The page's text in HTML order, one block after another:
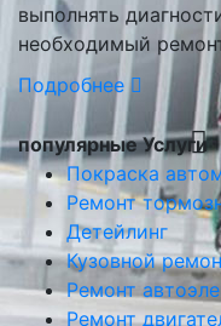
выполнять
необходимый
Подробнее
популярные Услуги
Покраска
Ремонт
Детейлинг
Кузовной
Ремонт
Ремонт